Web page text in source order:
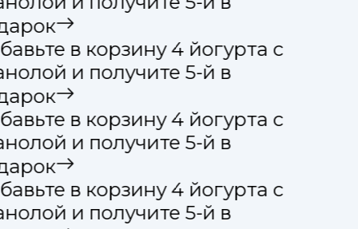
в корзину 4 йогурта с
и получите 5-й в
в корзину 4 йогурта с
и получите 5-й в
в корзину 4 йогурта с
и получите 5-й в